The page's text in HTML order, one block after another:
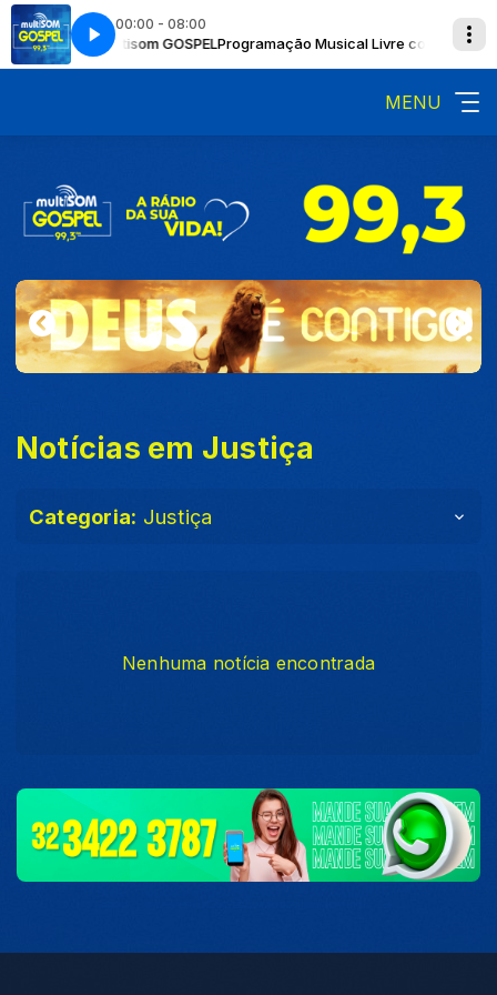
00:00 - 08:00
Livre com Multisom GOSPELProgramação Musical Livre com Multisom
here Now Playing info goes here
MENU
Notícias em Justiça
Categoria: Justiça
Nenhuma notícia encontrada